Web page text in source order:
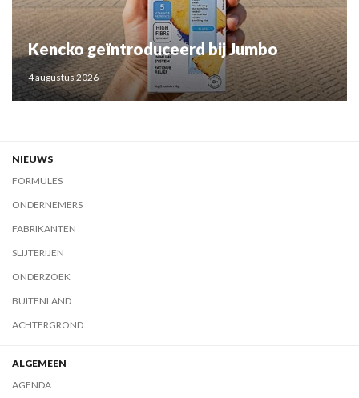
Kencko geïntroduceerd bij Jumbo
4 augustus 2026
NIEUWS
FORMULES
ONDERNEMERS
FABRIKANTEN
SLIJTERIJEN
ONDERZOEK
BUITENLAND
ACHTERGROND
ALGEMEEN
AGENDA